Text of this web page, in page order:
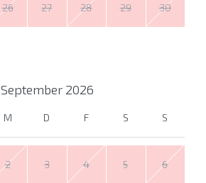
26 27 28 29 30
September 2026
M D F S S
2 3 4 5 6